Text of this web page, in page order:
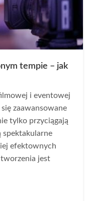
tempie – jak
i eventowej
zaawansowane
tylko przyciągają
spektakularne
efektownych
jest